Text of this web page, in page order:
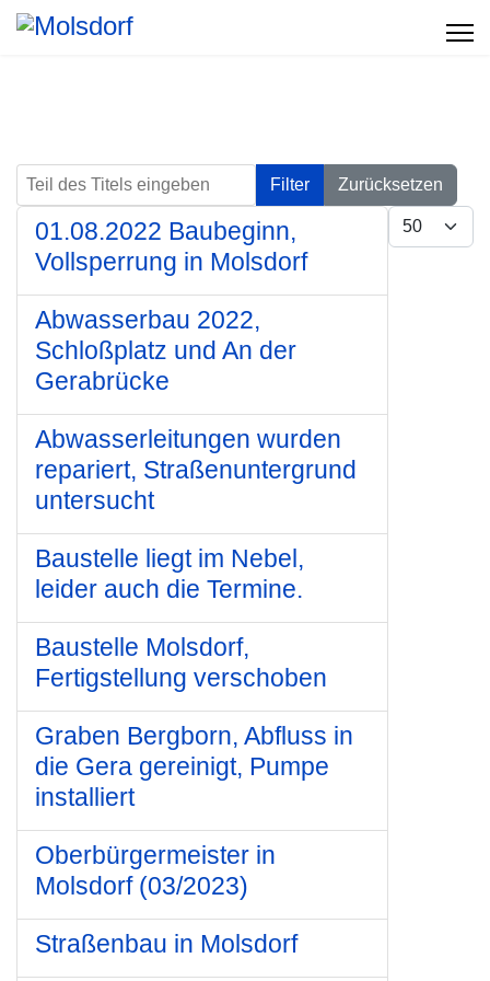
Teil des Titels eingeben Filter
Zurücksetzen
Anzeige #
01.08.2022 Baubeginn,
Vollsperrung in Molsdorf
Abwasserbau 2022,
Schloßplatz und An der
Gerabrücke
Abwasserleitungen wurden
repariert, Straßenuntergrund
untersucht
Baustelle liegt im Nebel,
leider auch die Termine.
Baustelle Molsdorf,
Fertigstellung verschoben
Graben Bergborn, Abfluss in
die Gera gereinigt, Pumpe
installiert
Oberbürgermeister in
Molsdorf (03/2023)
Straßenbau in Molsdorf